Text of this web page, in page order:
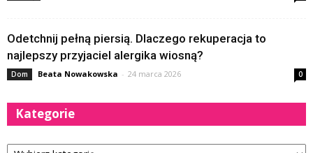
Odetchnij pełną piersią. Dlaczego rekuperacja to
najlepszy przyjaciel alergika wiosną?
Dom Beata Nowakowska - 24 marca 2026 0
Kategorie
Kategorie